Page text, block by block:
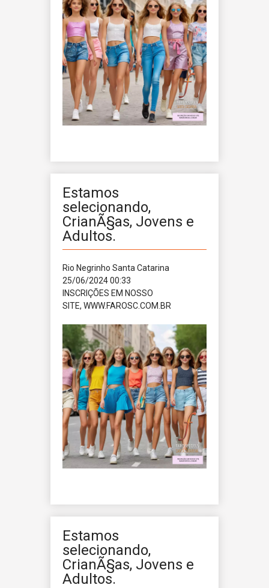
Estamos
selecionando,
CrianÃ§as, Jovens e
Adultos.
Rio Negrinho Santa Catarina
25/06/2024 00:33
INSCRIÇÕES EM NOSSO
SITE, WWW.FAROSC.COM.BR
Estamos
selecionando,
CrianÃ§as, Jovens e
Adultos.